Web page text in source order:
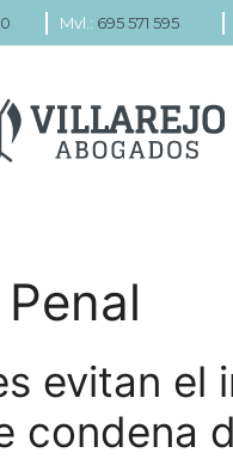
Mvl.: 695 571 595
evitan el
condena